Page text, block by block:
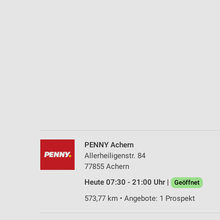
PENNY Achern
Allerheiligenstr. 84
77855 Achern
Heute 07:30 - 21:00 Uhr |
Geöffnet
573,77 km • Angebote: 1 Prospekt
Nicht-IAB-Verarbeitungszwecke:
Notwendig